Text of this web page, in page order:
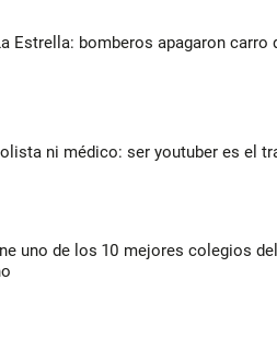
Estrella: bomberos apagaron carro
ni médico: ser youtuber es el
uno de los 10 mejores colegios